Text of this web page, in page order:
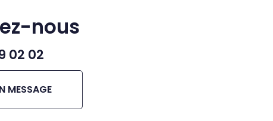
nous
02 02
MESSAGE